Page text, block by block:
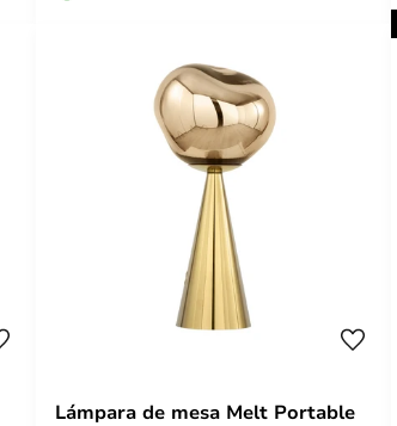
Lámpara de mesa Melt Portable